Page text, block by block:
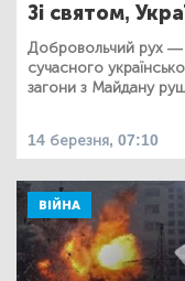
Зі святом,
Добровольчий рух —
сучасного
загони з Майдану
14 березня, 07:10
ВІЙНА